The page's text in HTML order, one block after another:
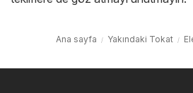
Ana sayfa Yakındaki Tokat